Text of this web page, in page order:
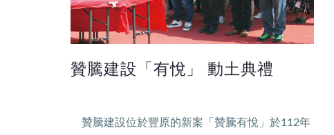
贊騰建設「有悅」 動土典禮
贊騰建設位於豐原的新案「贊騰有悅」於112年